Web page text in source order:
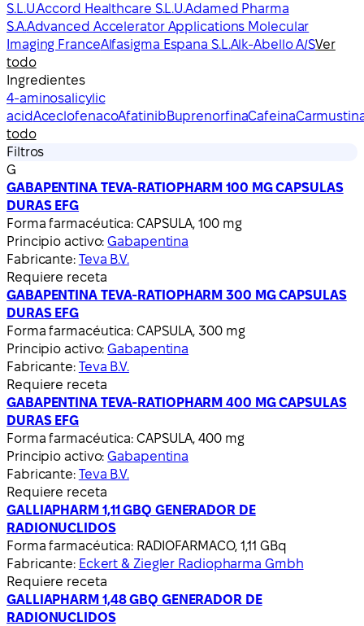
S.L.U.Accord Healthcare S.L.U.Adamed Pharma
S.A.Advanced Accelerator Applications Molecular
Imaging FranceAlfasigma Espana S.L.Alk-Abello A/SVer
todo
Ingredientes
4-aminosalicylic
acidAceclofenacoAfatinibBuprenorfinaCafeina
todo
Filtros
G
GABAPENTINA TEVA-RATIOPHARM 100 MG CAPSULAS
DURAS EFG
Forma farmacéutica: CAPSULA, 100 mg
Principio activo:Gabapentina
Fabricante: Teva B.V.
Requiere receta
GABAPENTINA TEVA-RATIOPHARM 300 MG CAPSULAS
DURAS EFG
Forma farmacéutica: CAPSULA, 300 mg
Principio activo:Gabapentina
Fabricante: Teva B.V.
Requiere receta
GABAPENTINA TEVA-RATIOPHARM 400 MG CAPSULAS
DURAS EFG
Forma farmacéutica: CAPSULA, 400 mg
Principio activo:Gabapentina
Fabricante: Teva B.V.
Requiere receta
GALLIAPHARM 1,11 GBQ GENERADOR DE
RADIONUCLIDOS
Forma farmacéutica: RADIOFARMACO, 1,11 GBq
Fabricante: Eckert & Ziegler Radiopharma Gmbh
Requiere receta
GALLIAPHARM 1,48 GBQ GENERADOR DE
RADIONUCLIDOS